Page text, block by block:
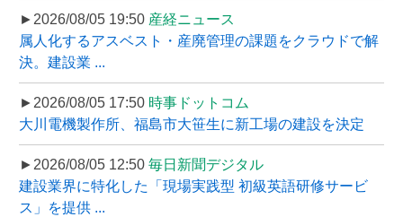
►2026/08/05 19:50 産経ニュース
属人化するアスベスト・産廃管理の課題をクラウドで解
決。建設業 ...
►2026/08/05 17:50 時事ドットコム
大川電機製作所、福島市大笹生に新工場の建設を決定
►2026/08/05 12:50 毎日新聞デジタル
建設業界に特化した「現場実践型 初級英語研修サービ
ス」を提供 ...